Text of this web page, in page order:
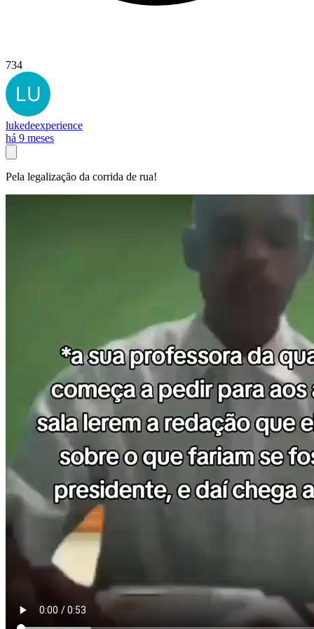
734
lukedeexperience
há 9 meses
Pela legalização da corrida de rua!